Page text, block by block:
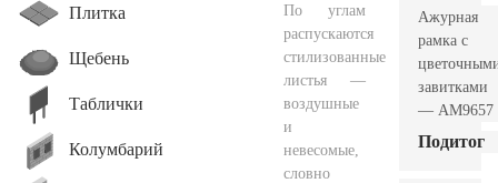
Плитка
Щебень
Таблички
Колумбарий
По углам
распускаются
стилизованные
листья —
воздушные
и
невесомые,
словно
Ажурная
рамка с
завитками
— AM9657
Подитог